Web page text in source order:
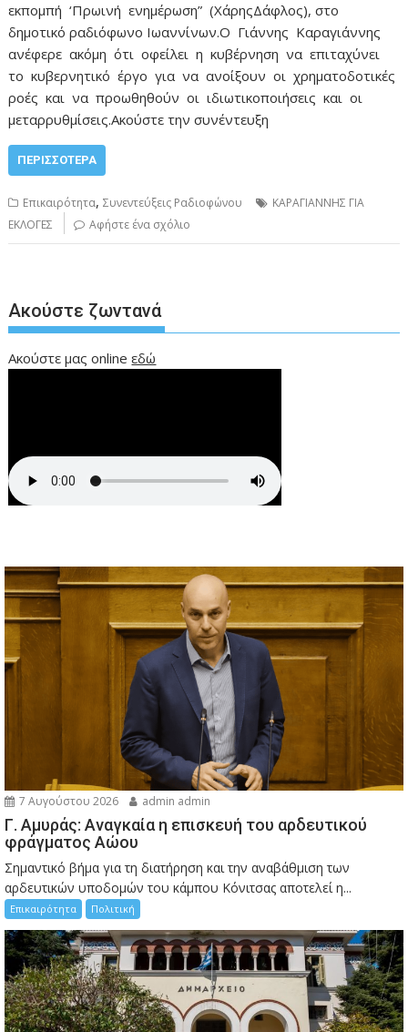
εκπομπή ‘Πρωινή ενημέρωση” (ΧάρηςΔάφλος), στο
δημοτικό ραδιόφωνο Ιωαννίνων.Ο Γιάννης Καραγιάννης
ανέφερε ακόμη ότι οφείλει η κυβέρνηση να επιταχύνει
το κυβερνητικό έργο για να ανοίξουν οι χρηματοδοτικές
ροές και να προωθηθούν οι ιδιωτικοποιήσεις και οι
μεταρρυθμίσεις.Ακούστε την συνέντευξη
ΠΕΡΙΣΣΌΤΕΡΑ
Επικαιρότητα,Συνεντεύξεις Ραδιοφώνου
ΚΑΡΑΓΙΑΝΝΗΣ ΓΙΑ
ΕΚΛΟΓΕΣ
Αφήστε ένα σχόλιο
Ακούστε ζωντανά
Ακούστε μας onlineεδώ
7 Αυγούστου 2026 admin admin
Γ. Αμυράς: Αναγκαία η επισκευή του αρδευτικού
φράγματος Αώου
Σημαντικό βήμα για τη διατήρηση και την αναβάθμιση των
αρδευτικών υποδομών του κάμπου Κόνιτσας αποτελεί η...
Επικαιρότητα Πολιτική